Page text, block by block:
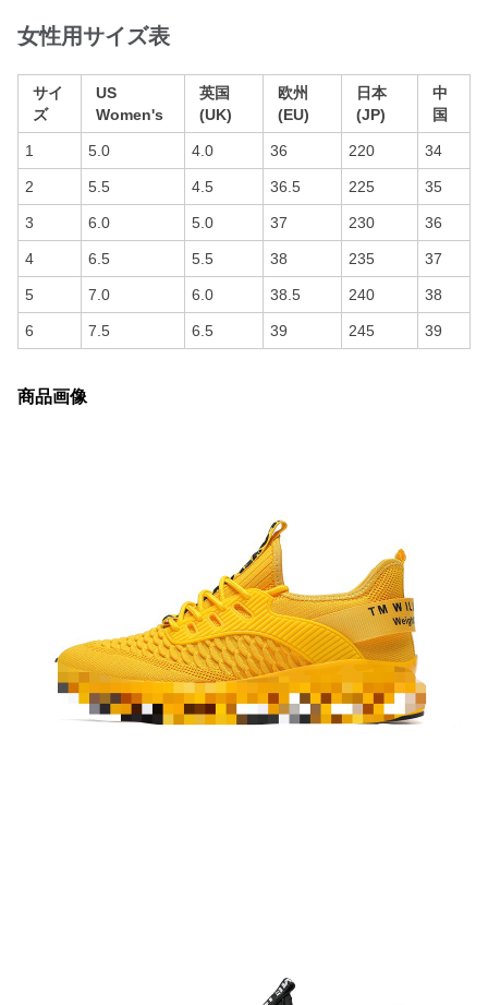
女性用サイズ表
サイ
ズ
US
Women's
英国
(UK)
欧州
(EU)
日本
(JP)
中
国
1 5.0 4.0 36 220 34
2 5.5 4.5 36.5 225 35
3 6.0 5.0 37 230 36
4 6.5 5.5 38 235 37
5 7.0 6.0 38.5 240 38
6 7.5 6.5 39 245 39
商品画像